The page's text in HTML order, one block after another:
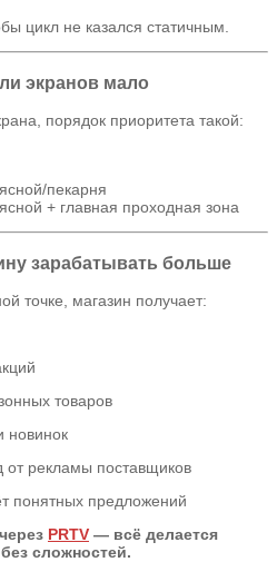
цикл не казался статичным.
экранов мало
порядок приоритета такой:
пекарня
+ главная проходная зона
зарабатывать больше
точке, магазин получает:
товаров
новинок
от рекламы поставщиков
понятных предложений
PRTV — всё делается
сложностей.